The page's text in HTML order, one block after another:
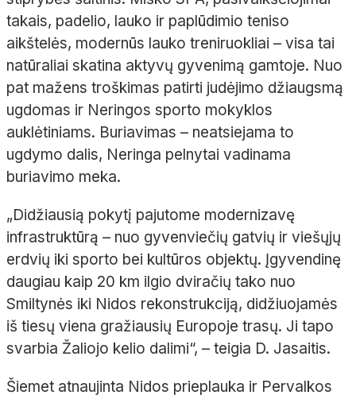
takais, padelio, lauko ir paplūdimio teniso
aikštelės, modernūs lauko treniruokliai – visa tai
natūraliai skatina aktyvų gyvenimą gamtoje. Nuo
pat mažens troškimas patirti judėjimo džiaugsmą
ugdomas ir Neringos sporto mokyklos
auklėtiniams. Buriavimas – neatsiejama to
ugdymo dalis, Neringa pelnytai vadinama
buriavimo meka.
„Didžiausią pokytį pajutome modernizavę
infrastruktūrą – nuo gyvenviečių gatvių ir viešųjų
erdvių iki sporto bei kultūros objektų. Įgyvendinę
daugiau kaip 20 km ilgio dviračių tako nuo
Smiltynės iki Nidos rekonstrukciją, didžiuojamės
iš tiesų viena gražiausių Europoje trasų. Ji tapo
svarbia Žaliojo kelio dalimi“, – teigia D. Jasaitis.
Šiemet atnaujinta Nidos prieplauka ir Pervalkos